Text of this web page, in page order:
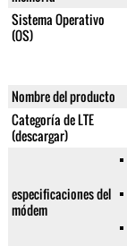
Sistema Operativo
(OS)
Nombre del producto
Categoría de LTE
(descargar)
especificaciones del
módem